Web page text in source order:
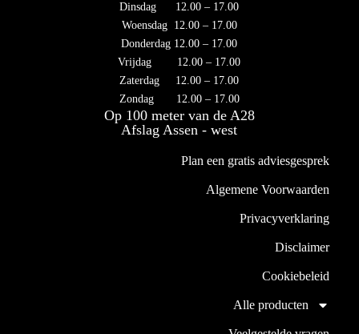
Dinsdag 12.00 – 17.00
Woensdag 12.00 – 17.00
Donderdag 12.00 – 17.00
Vrijdag 12.00 – 17.00
Zaterdag 12.00 – 17.00
Zondag 12.00 – 17.00
Op 100 meter van de A28
Afslag Assen - west
Plan een gratis adviesgesprek
Algemene Voorwaarden
Privacyverklaring
Disclaimer
Cookiebeleid
Alle producten